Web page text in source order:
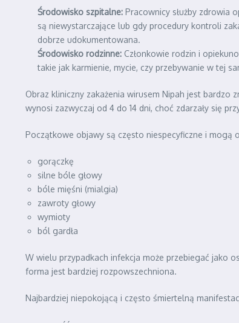
Środowisko szpitalne: Pracownicy służby zdrowia
są niewystarczające lub gdy procedury kontroli
dobrze udokumentowana.
Środowisko rodzinne: Członkowie rodzin i
takie jak karmienie, mycie, czy przebywanie w tej
Obraz kliniczny zakażenia wirusem Nipah jest
wynosi zazwyczaj od 4 do 14 dni, choć zdarzały się
Początkowe objawy są często niespecyficzne i mogą
gorączkę
silne bóle głowy
bóle mięśni (mialgia)
zawroty głowy
wymioty
ból gardła
W wielu przypadkach infekcja może przebiegać jako
forma jest bardziej rozpowszechniona.
Najbardziej niepokojącą i często śmiertelną